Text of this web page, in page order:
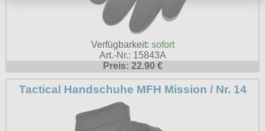
Verfügbarkeit: sofort
Art.-Nr.: 15843A
Preis: 22.90 €
Tactical Handschuhe MFH Mission / Nr. 14